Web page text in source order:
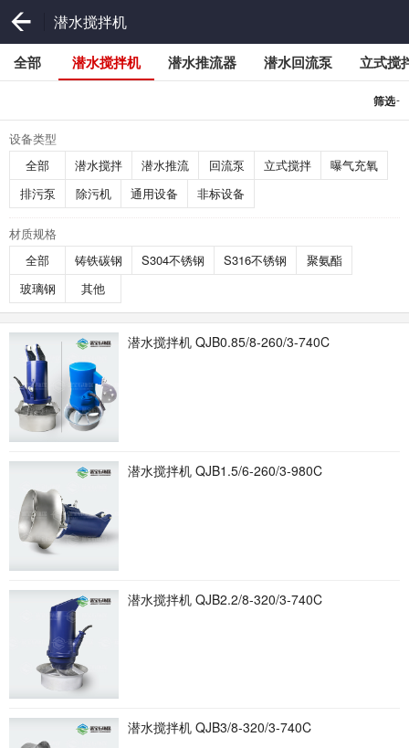
潜水搅拌机
全部 潜水搅拌机 潜水推流器 潜水回流泵 立式搅
筛选-
设备类型
全部
潜水搅拌 潜水推流 回流泵 立式搅拌
曝气充氧
排污泵
除污机 通用设备 非标设备
材质规格
全部
铸铁碳钢 S304不锈钢 S316不锈钢
聚氨酯
玻璃钢
其他
潜水搅拌机 QJB0.85/8-260/3-740C
潜水搅拌机 QJB1.5/6-260/3-980C
潜水搅拌机 QJB2.2/8-320/3-740C
潜水搅拌机 QJB3/8-320/3-740C